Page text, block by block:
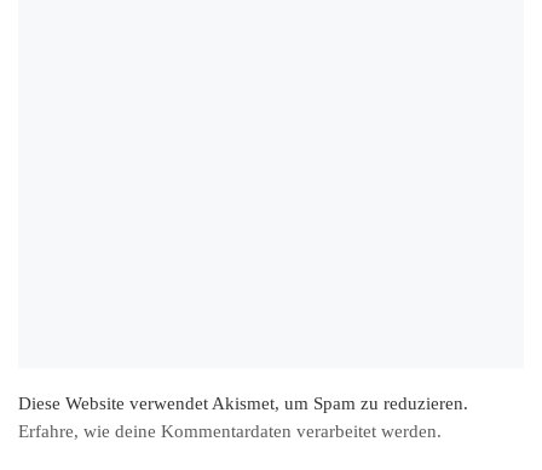
Diese Website verwendet Akismet, um Spam zu reduzieren.
Erfahre, wie deine Kommentardaten verarbeitet werden.